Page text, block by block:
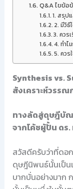
Q&A ไขข้อ
1. สรุป
2. มีวิธี
3. ควร
4. ทำไ
5. ควร
Synthesis vs.
สังเคราะห์วรรณ
ทางลัดสู่ดุษฎีบัณ
จากโค้ชผู้ปั้น ดร
สวัสดีครับว่าที่ดอ
ดุษฎีนิพนธ์นั้นเป็น
บากบั่นอย่างมาก